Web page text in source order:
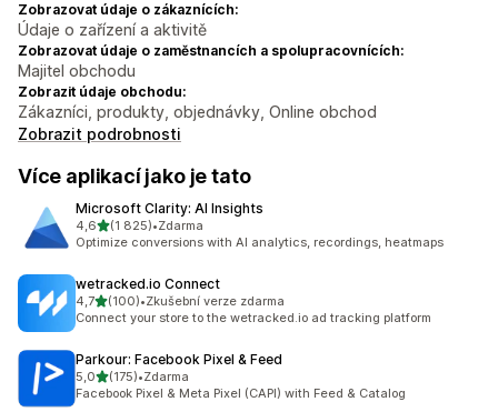
Zobrazovat údaje o zákaznících:
Údaje o zařízení a aktivitě
Zobrazovat údaje o zaměstnancích a spolupracovnících:
Majitel obchodu
Zobrazit údaje obchodu:
Zákazníci, produkty, objednávky, Online obchod
Zobrazit podrobnosti
Více aplikací jako je tato
Microsoft Clarity: AI Insights
4,6z 5 hvězd
(1 825)
Celkový počet recenzí: 1825
•Zdarma
Optimize conversions with AI analytics, recordings, heatmaps
wetracked.io Connect
4,7z 5 hvězd
(100)
Celkový počet recenzí: 100
•Zkušební verze zdarma
Connect your store to the wetracked.io ad tracking platform
Parkour: Facebook Pixel & Feed
5,0z 5 hvězd
(175)
Celkový počet recenzí: 175
•Zdarma
Facebook Pixel & Meta Pixel (CAPI) with Feed & Catalog